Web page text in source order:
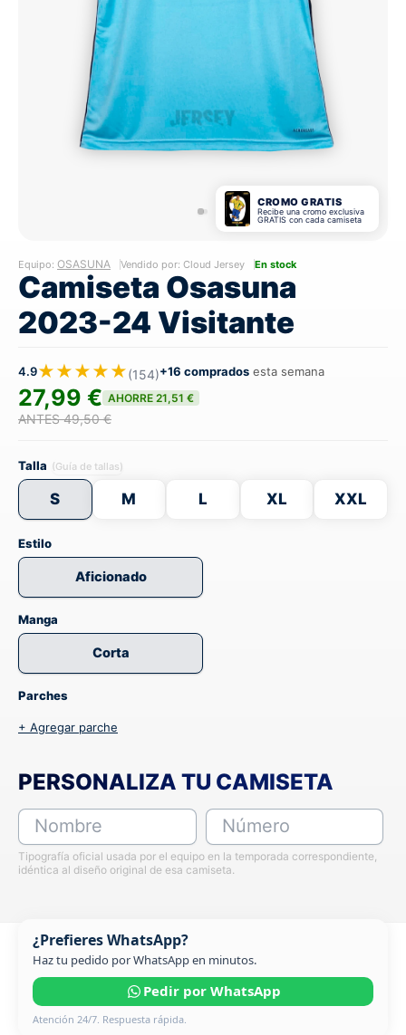
CROMO GRATIS
Recibe una cromo exclusiva
GRATIS con cada camiseta
Equipo: OSASUNA Vendido por: Cloud Jersey En stock
Camiseta Osasuna
2023-24 Visitante
4.9★★★★★(154)+16 comprados esta semana
27,99 € AHORRE 21,51 €
ANTES 49,50 €
Talla (Guía de tallas)
S M L XL XXL
Estilo
Aficionado
Manga
Corta
Parches
+ Agregar parche
PERSONALIZA TU CAMISETA
Nombre Número
Tipografía oficial usada por el equipo en la temporada correspondiente,
idéntica al diseño original de esa camiseta.
¿Prefieres WhatsApp?
Haz tu pedido por WhatsApp en minutos.
Pedir por WhatsApp
Atención 24/7. Respuesta rápida.